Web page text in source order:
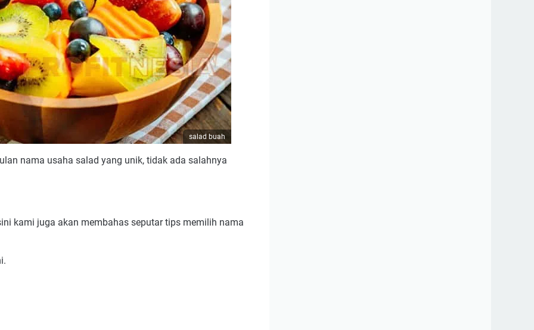
salad buah
nama usaha salad yang unik, tidak ada salahnya
kami juga akan membahas seputar tips memilih nama